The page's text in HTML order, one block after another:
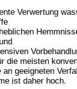
Verwertung
die meisten
an geeigneten
ist daher hoch.